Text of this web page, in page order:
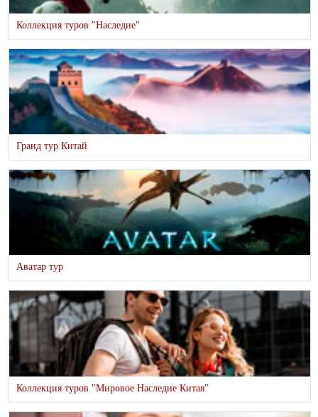
Коллекция туров "Наследие"
Гранд тур Китай
Аватар тур
Коллекция туров "Мировое Наследие Китая"